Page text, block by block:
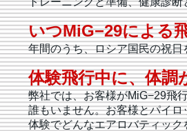
いつMiG−29による
年間のうち、ロシア国民の祝
体験飛行中に、体
弊社では、お客様がMiG−29飛
誰もいません。お客様とパイ
体験でどんなエアロバティッ